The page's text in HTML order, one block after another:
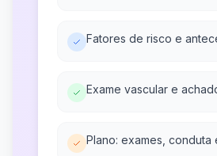
Fatores de risco e
Exame vascular e
Plano: exames, conduta